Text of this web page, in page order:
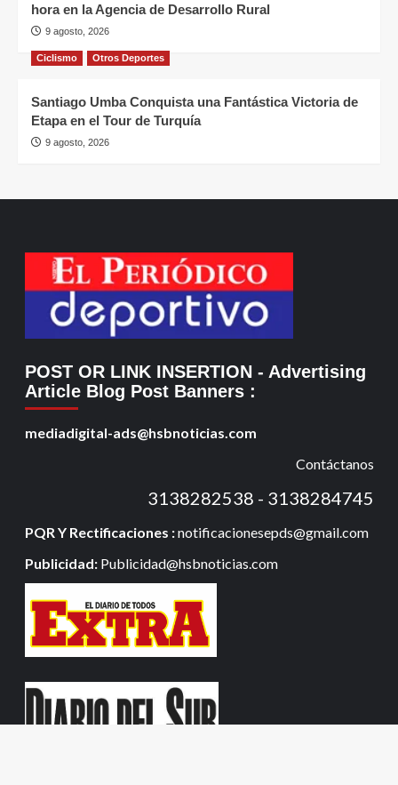
hora en la Agencia de Desarrollo Rural
9 agosto, 2026
Ciclismo Otros Deportes
Santiago Umba Conquista una Fantástica Victoria de
Etapa en el Tour de Turquía
9 agosto, 2026
POST OR LINK INSERTION - Advertising
Article Blog Post Banners :
mediadigital-ads@hsbnoticias.com
Contáctanos
3138282538 - 3138284745
PQR Y Rectificaciones :notificacionesepds@gmail.com
Publicidad: Publicidad@hsbnoticias.com